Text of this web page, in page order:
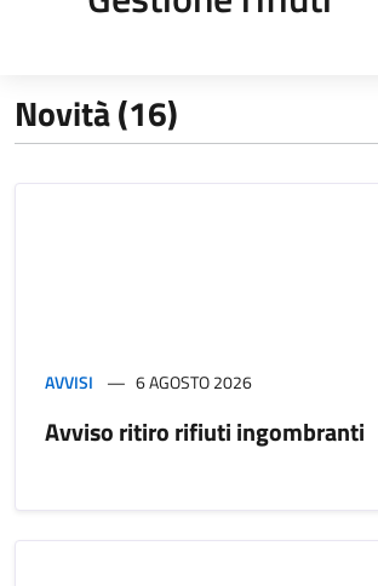
Novità (16)
AVVISI 6 AGOSTO 2026
Avviso ritiro rifiuti ingombranti